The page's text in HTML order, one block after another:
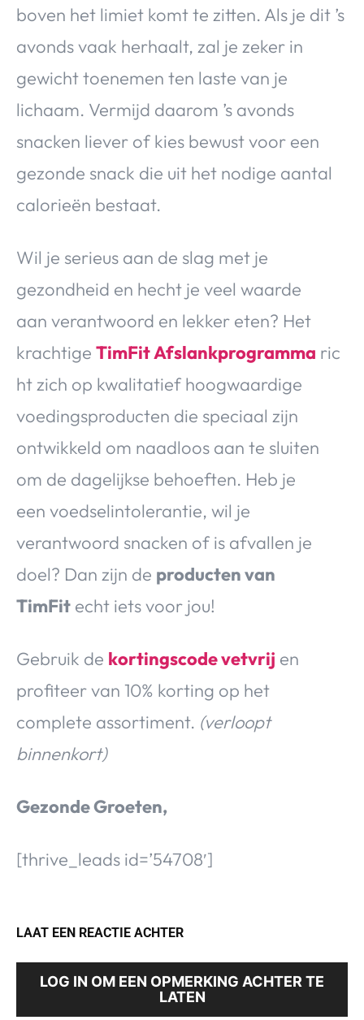
boven het limiet komt te zitten. Als je dit ’s
avonds vaak herhaalt, zal je zeker in
gewicht toenemen ten laste van je
lichaam. Vermijd daarom ’s avonds
snacken liever of kies bewust voor een
gezonde snack die uit het nodige aantal
calorieën bestaat.
Wil je serieus aan de slag met je
gezondheid en hecht je veel waarde
aan verantwoord en lekker eten? Het
krachtige TimFit Afslankprogramma ric
ht zich op kwalitatief hoogwaardige
voedingsproducten die speciaal zijn
ontwikkeld om naadloos aan te sluiten
om de dagelijkse behoeften. Heb je
een voedselintolerantie, wil je
verantwoord snacken of is afvallen je
doel? Dan zijn de producten van
TimFit echt iets voor jou!
Gebruik de kortingscode vetvrij en
profiteer van 10% korting op het
complete assortiment. (verloopt
binnenkort)
Gezonde Groeten,
[thrive_leads id=’54708′]
LAAT EEN REACTIE ACHTER
LOG IN OM EEN OPMERKING ACHTER TE
LATEN